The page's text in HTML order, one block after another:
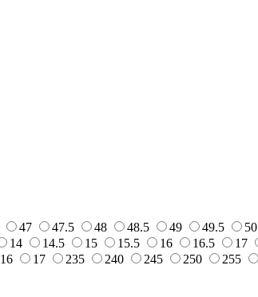
47 47.5 48 48.5 49 49.5 50
14 14.5 15 15.5 16 16.5 17
16 17 235 240 245 250 255